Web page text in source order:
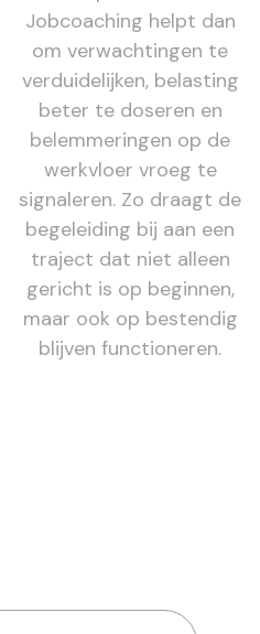
Jobcoaching helpt dan
om verwachtingen te
verduidelijken, belasting
beter te doseren en
belemmeringen op de
werkvloer vroeg te
signaleren. Zo draagt de
begeleiding bij aan een
traject dat niet alleen
gericht is op beginnen,
maar ook op bestendig
blijven functioneren.